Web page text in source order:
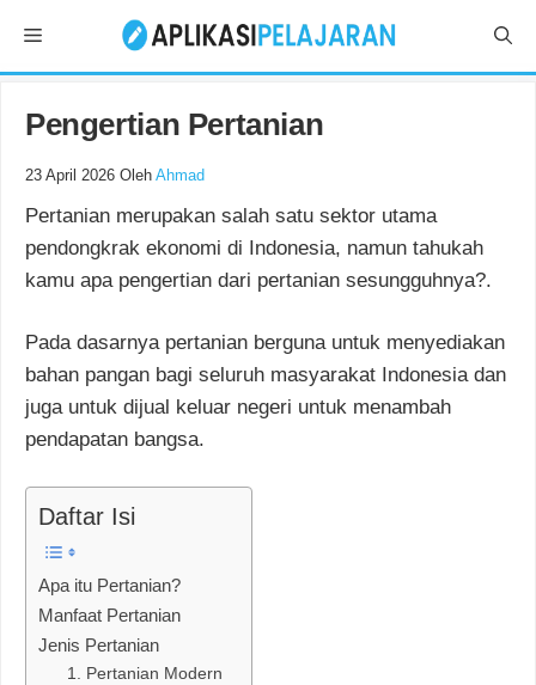
isi
Menu
Pengertian Pertanian
23 April 2026 Oleh Ahmad
Pertanian merupakan salah satu sektor utama
pendongkrak ekonomi di Indonesia, namun tahukah
kamu apa pengertian dari pertanian sesungguhnya?.
Pada dasarnya pertanian berguna untuk menyediakan
bahan pangan bagi seluruh masyarakat Indonesia dan
juga untuk dijual keluar negeri untuk menambah
pendapatan bangsa.
Daftar Isi
Apa itu Pertanian?
Manfaat Pertanian
Jenis Pertanian
1. Pertanian Modern